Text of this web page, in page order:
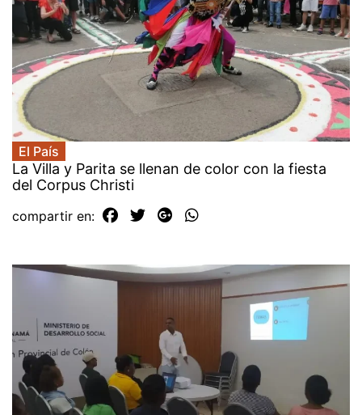
El País
La Villa y Parita se llenan de color con la fiesta
del Corpus Christi
compartir en: